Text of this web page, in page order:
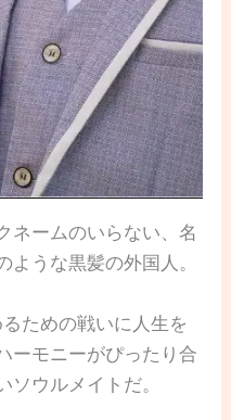
ネームのいらない、名
うな黒髪の外国人。
ための戦いに人生を
ーモニーがぴったり合
ソウルメイトだ。